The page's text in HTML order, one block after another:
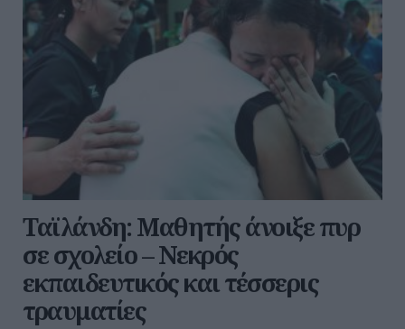
Ταϊλάνδη: Μαθητής άνοιξε πυρ
σε σχολείο – Νεκρός
εκπαιδευτικός και τέσσερις
τραυματίες